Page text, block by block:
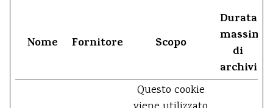
Nome Fornitore Scopo
Durata
massima
di
Questo cookie